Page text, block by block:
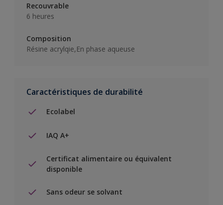
Recouvrable
6 heures
Composition
Résine acrylqie,En phase aqueuse
Caractéristiques de durabilité
Ecolabel
IAQ A+
Certificat alimentaire ou équivalent
disponible
Sans odeur se solvant